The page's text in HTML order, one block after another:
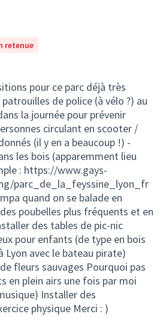
retenue
pour ce parc déjà très
de police (à vélo ?) au
la journée pour prévenir
circulant en scooter /
(il y en a beaucoup !) -
les bois (apparemment lieu
: https://www.gays-
parc_de_la_feyssine_lyon_fr
quand on se balade en
poubelles plus fréquents et en
des tables de pic-nic
pour enfants (de type en bois
Lyon avec le bateau pirate)
fleurs sauvages Pourquoi pas
en plein airs une fois par moi
Installer des
physique Merci : )